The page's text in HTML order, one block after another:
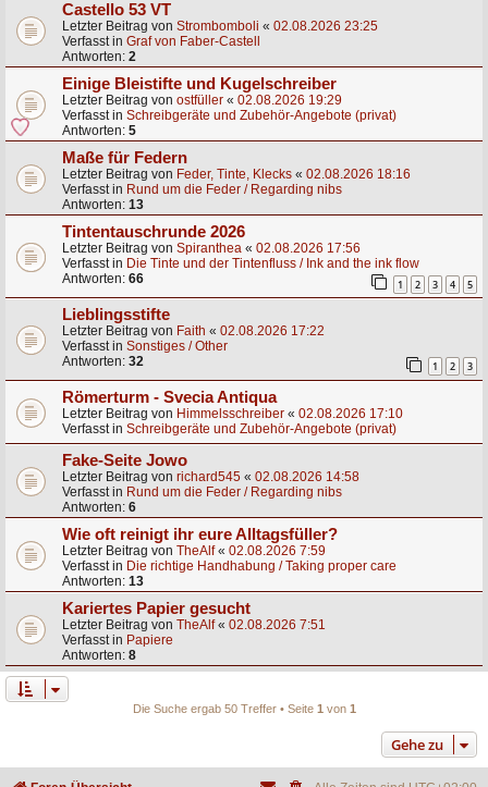
Castello 53 VT
Letzter Beitrag von Strombomboli « 02.08.2026 23:25
Verfasst in Graf von Faber-Castell
Antworten: 2
Einige Bleistifte und Kugelschreiber
Letzter Beitrag von ostfüller « 02.08.2026 19:29
Verfasst in Schreibgeräte und Zubehör-Angebote (privat)
Antworten: 5
Maße für Federn
Letzter Beitrag von Feder, Tinte, Klecks « 02.08.2026 18:16
Verfasst in Rund um die Feder / Regarding nibs
Antworten: 13
Tintentauschrunde 2026
Letzter Beitrag von Spiranthea « 02.08.2026 17:56
Verfasst in Die Tinte und der Tintenfluss / Ink and the ink flow
Antworten: 66 1 2 3 4 5
Lieblingsstifte
Letzter Beitrag von Faith « 02.08.2026 17:22
Verfasst in Sonstiges / Other
Antworten: 32 1 2 3
Römerturm - Svecia Antiqua
Letzter Beitrag von Himmelsschreiber « 02.08.2026 17:10
Verfasst in Schreibgeräte und Zubehör-Angebote (privat)
Fake-Seite Jowo
Letzter Beitrag von richard545 « 02.08.2026 14:58
Verfasst in Rund um die Feder / Regarding nibs
Antworten: 6
Wie oft reinigt ihr eure Alltagsfüller?
Letzter Beitrag von TheAlf« 02.08.2026 7:59
Verfasst in Die richtige Handhabung / Taking proper care
Antworten: 13
Kariertes Papier gesucht
Letzter Beitrag von TheAlf« 02.08.2026 7:51
Verfasst in Papiere
Antworten: 8
Die Suche ergab 50 Treffer • Seite 1 von 1
Gehe zu